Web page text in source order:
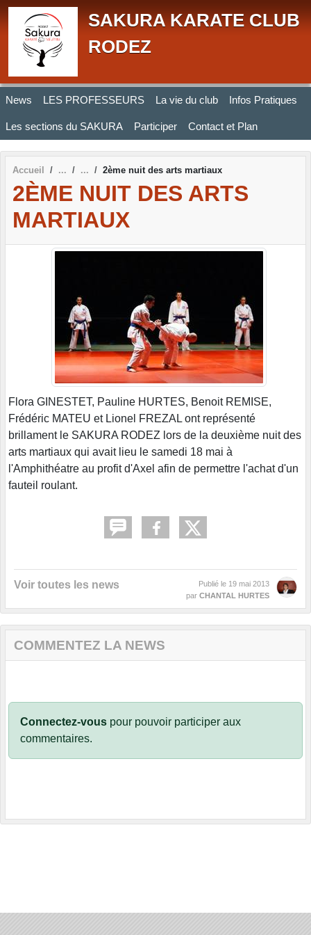
SAKURA KARATE CLUB
RODEZ
News LES PROFESSEURS La vie du club Infos Pratiques
Les sections du SAKURA Participer Contact et Plan
Accueil 2ème nuit des arts martiaux
2ÈME NUIT DES ARTS
MARTIAUX
Flora GINESTET, Pauline HURTES, Benoit REMISE,
Frédéric MATEU et Lionel FREZAL ont représenté
brillament le SAKURA RODEZ lors de la deuxième nuit des
arts martiaux qui avait lieu le samedi 18 mai à
l'Amphithéatre au profit d'Axel afin de permettre l'achat d'un
fauteil roulant.
Voir toutes les news Publié le 19 mai 2013
par CHANTAL HURTES
COMMENTEZ LA NEWS
Connectez-vous pour pouvoir participer aux
commentaires.
Panneau de gestion des cookies